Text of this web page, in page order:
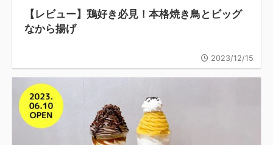
【レビュー】鶏好き必見！本格焼き鳥とビッグ
なから揚げ
2023/12/15